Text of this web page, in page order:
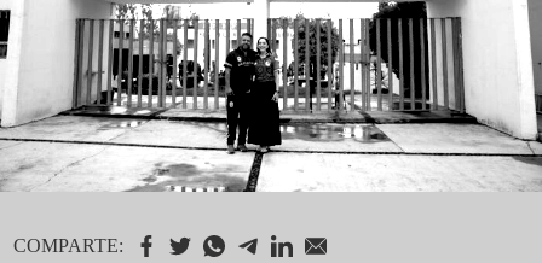
COMPARTE: